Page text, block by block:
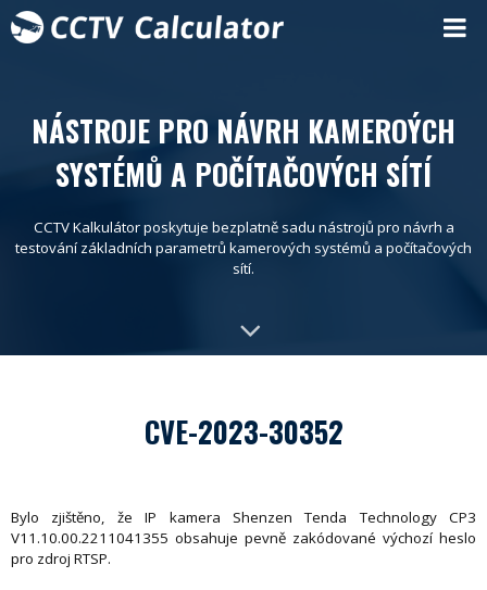
NÁSTROJE PRO NÁVRH KAMEROÝCH
SYSTÉMŮ A POČÍTAČOVÝCH SÍTÍ
CCTV Kalkulátor poskytuje bezplatně sadu nástrojů pro návrh a
testování základních parametrů kamerových systémů a počítačových
sítí.
CVE-2023-30352
Bylo zjištěno, že IP kamera Shenzen Tenda Technology CP3
V11.10.00.2211041355 obsahuje pevně zakódované výchozí heslo
pro zdroj RTSP.